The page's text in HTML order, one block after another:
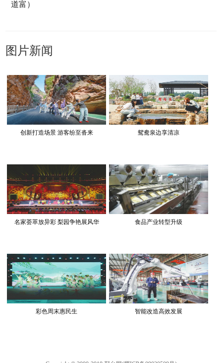
道富）
图片新闻
创新打造场景 游客纷至沓来 鸳鸯泉边享清凉
名家荟萃放异彩 梨园争艳展风华 食品产业转型升级
彩色周末惠民生 智能改造高效发展